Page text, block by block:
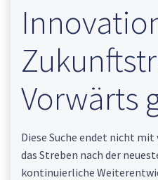
Vorwärts
Diese Suche endet nicht
das Streben nach der
kontinuierliche